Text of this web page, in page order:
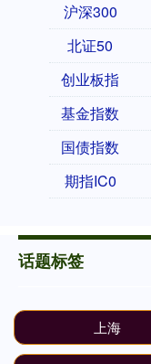
沪深300
北证50
创业板指
基金指数
国债指数
期指IC0
话题标签
上海